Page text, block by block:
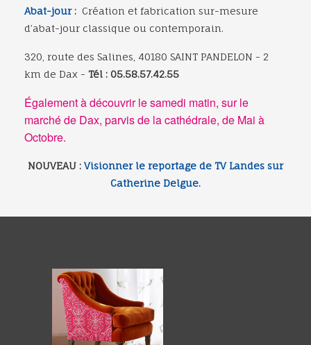
Abat-jour : Création et fabrication sur-mesure
d’abat-jour classique ou contemporain.
320, route des Salines, 40180 SAINT PANDELON - 2
km de Dax - Tél : 05.58.57.42.55
Également à découvrir le samedi matin, sur le
marché de Dax, parvis de la cathédrale, de Mai à
Octobre.
NOUVEAU : Visionner le reportage de TV Landes sur
Catherine Delgue.